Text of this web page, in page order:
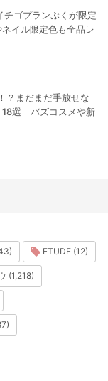
ゴプランぷくが限定
イル限定色も全品レ
？まだまだ手放せな
選｜バズコスメや新
ETUDE (12)
(1,218)